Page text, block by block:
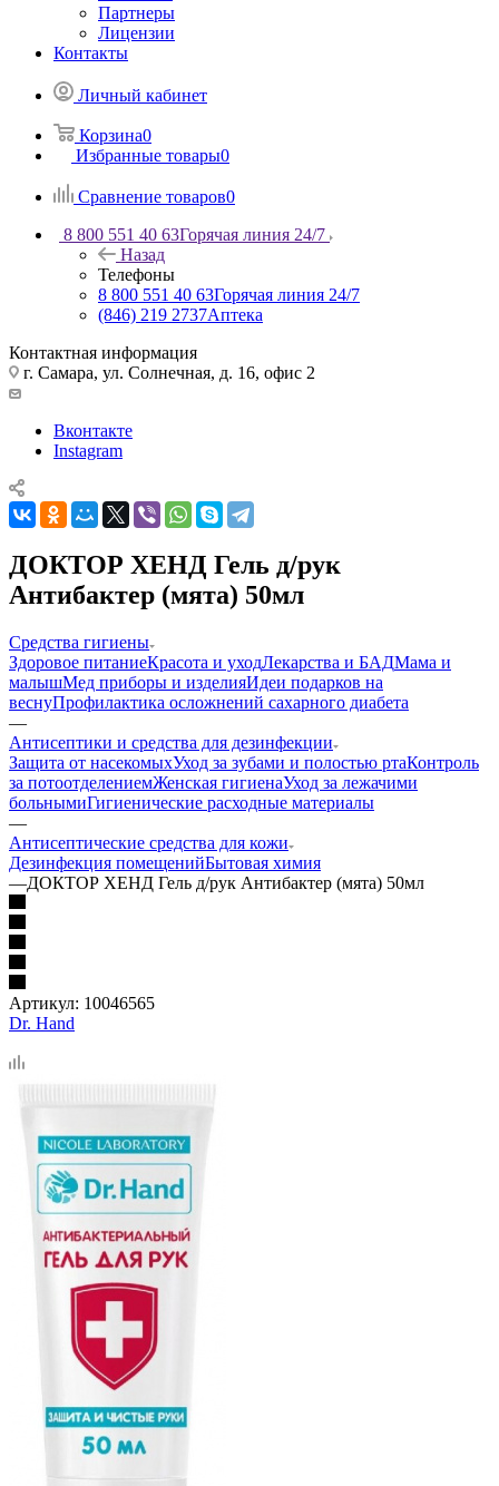
Партнеры
Лицензии
Контакты
Личный кабинет
Корзина0
Избранные товары0
Сравнение товаров0
8 800 551 40 63Горячая линия 24/7
Назад
Телефоны
8 800 551 40 63Горячая линия 24/7
(846) 219 2737Аптека
Контактная информация
г. Самара, ул. Солнечная, д. 16, офис 2
Вконтакте
Instagram
ДОКТОР ХЕНД Гель д/рук
Антибактер (мята) 50мл
Средства гигиены
Здоровое питаниеКрасота и уходЛекарства и БАДМама и
малышМед приборы и изделияИдеи подарков на
веснуПрофилактика осложнений сахарного диабета
—
Антисептики и средства для дезинфекции
Защита от насекомыхУход за зубами и полостью ртаКонтроль
за потоотделениемЖенская гигиенаУход за лежачими
больнымиГигиенические расходные материалы
—
Антисептические средства для кожи
Дезинфекция помещенийБытовая химия
—ДОКТОР ХЕНД Гель д/рук Антибактер (мята) 50мл
Артикул: 10046565
Dr. Hand